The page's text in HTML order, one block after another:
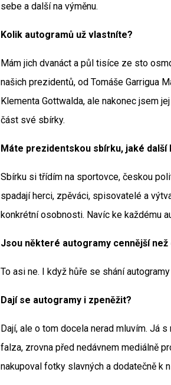
sebe a další na výměnu.
Kolik autogramů už vlastníte?
Mám jich dvanáct a půl tisíce ze sto
našich prezidentů, od Tomáše Garrigua
Klementa Gottwalda, ale nakonec jsem
část své sbírky.
Máte prezidentskou sbírku, jaké
Sbírku si třídím na sportovce, českou
spadají herci, zpěváci, spisovatelé a
konkrétní osobnosti. Navíc ke každému
Jsou některé autogramy cennější než
To asi ne. I když hůře se shání
Dají se autogramy i zpeněžit?
Dají, ale o tom docela nerad mluvím. Já
falza, zrovna před nedávnem mediálně
nakupoval fotky slavných a dodatečně k